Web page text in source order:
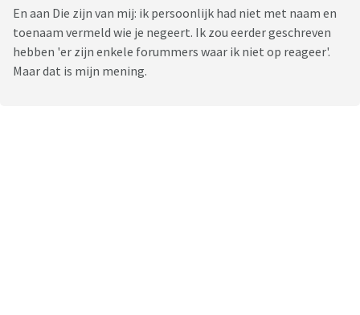
En aan Die zijn van mij: ik persoonlijk had niet met naam en
toenaam vermeld wie je negeert. Ik zou eerder geschreven
hebben 'er zijn enkele forummers waar ik niet op reageer'.
Maar dat is mijn mening.